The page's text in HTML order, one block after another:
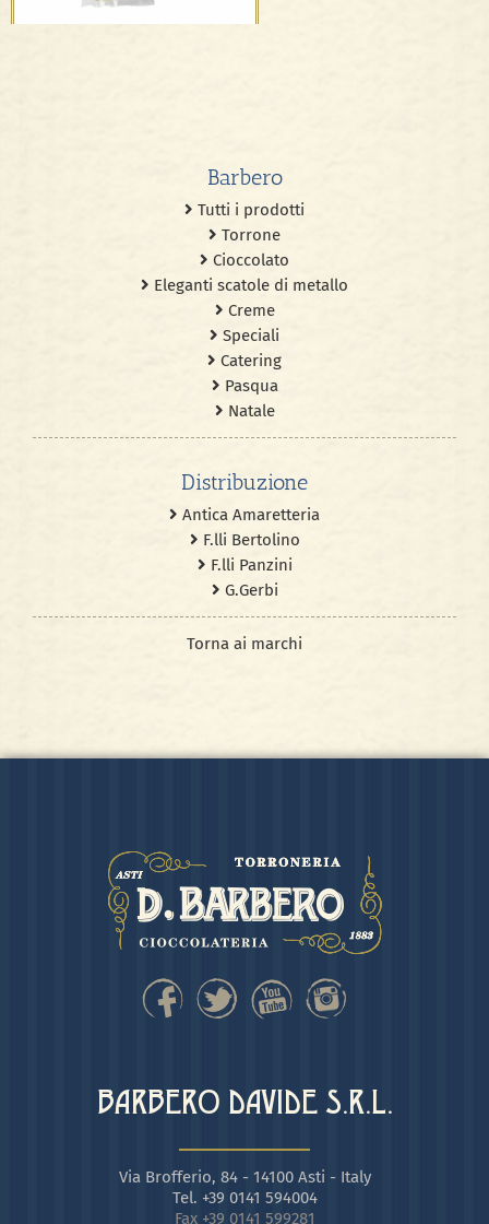
Barbero
Tutti i prodotti
Torrone
Cioccolato
Eleganti scatole di metallo
Creme
Speciali
Catering
Pasqua
Natale
Distribuzione
Antica Amaretteria
F.lli Bertolino
F.lli Panzini
G.Gerbi
Torna ai marchi
BARBERO DAVIDE S.R.L.
Via Brofferio, 84 - 14100 Asti - Italy
Tel. +39 0141 594004
Fax +39 0141 599281